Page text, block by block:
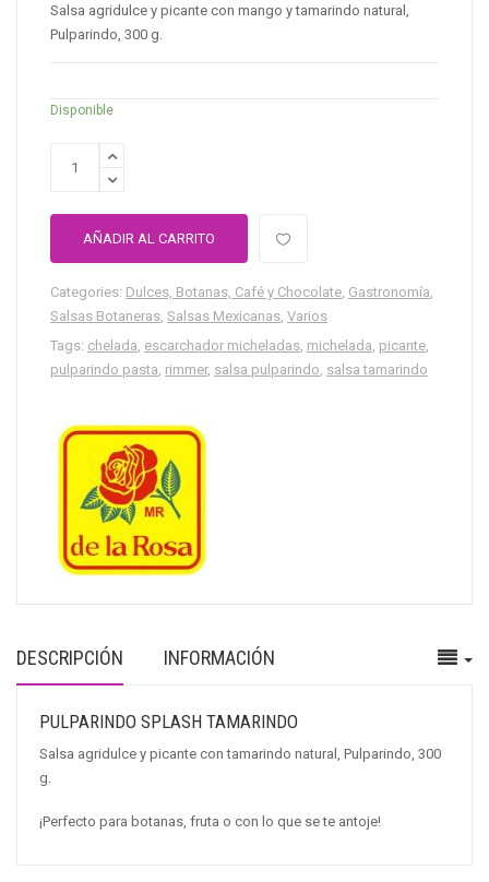
Salsa agridulce y picante con mango y tamarindo natural,
Pulparindo, 300 g.
Disponible
AÑADIR AL CARRITO
Categories: Dulces, Botanas, Café y Chocolate, Gastronomía,
Salsas Botaneras, Salsas Mexicanas, Varios
Tags: chelada, escarchador micheladas, michelada, picante,
pulparindo pasta, rimmer, salsa pulparindo, salsa tamarindo
DESCRIPCIÓN INFORMACIÓN
PULPARINDO SPLASH TAMARINDO
Salsa agridulce y picante con tamarindo natural, Pulparindo, 300
g.
¡Perfecto para botanas, fruta o con lo que se te antoje!